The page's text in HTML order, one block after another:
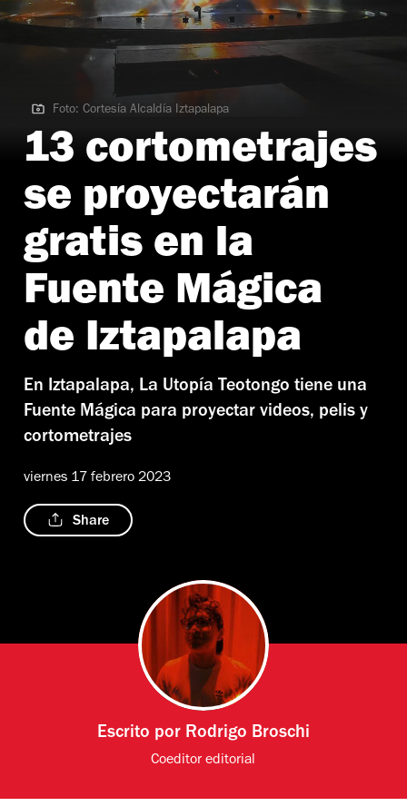
Foto: Cortesía Alcaldía Iztapalapa
Foto: Cortesía Alcaldía Iztapalapa
13 cortometrajes
se proyectarán
gratis en la
Fuente Mágica
de Iztapalapa
En Iztapalapa, La Utopía Teotongo tiene una
Fuente Mágica para proyectar videos, pelis y
cortometrajes
viernes 17 febrero 2023
Share
Escrito por Rodrigo Broschi
Coeditor editorial